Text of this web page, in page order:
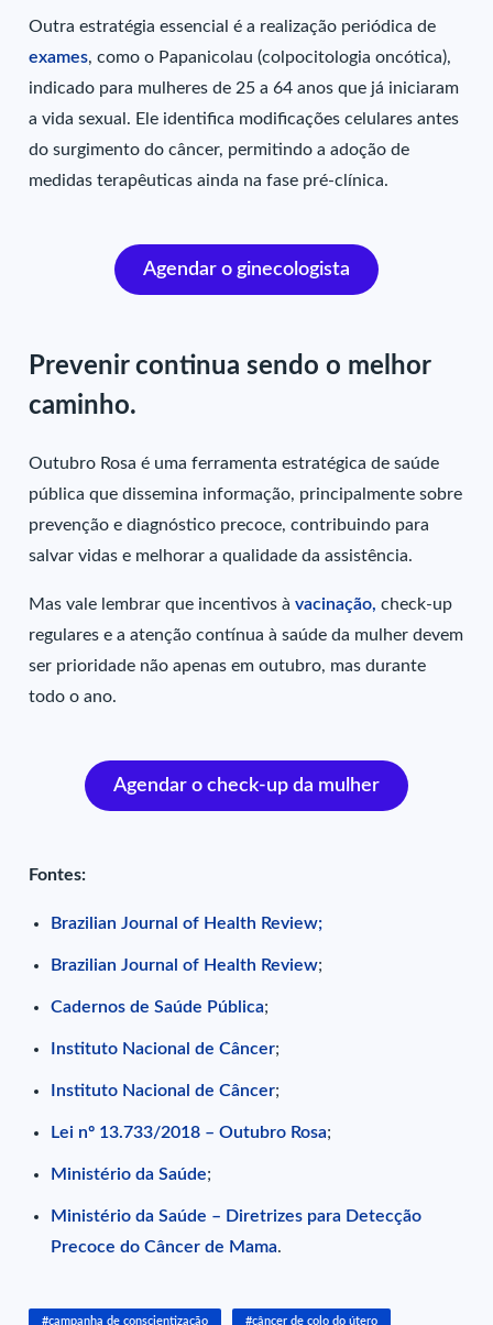
Outra estratégia essencial é a realização periódica de
exames, como o Papanicolau (colpocitologia oncótica),
indicado para mulheres de 25 a 64 anos que já iniciaram
a vida sexual. Ele identifica modificações celulares antes
do surgimento do câncer, permitindo a adoção de
medidas terapêuticas ainda na fase pré-clínica.
Agendar o ginecologista
Prevenir continua sendo o melhor
caminho.
Outubro Rosa é uma ferramenta estratégica de saúde
pública que dissemina informação, principalmente sobre
prevenção e diagnóstico precoce, contribuindo para
salvar vidas e melhorar a qualidade da assistência.
Mas vale lembrar que incentivos àvacinação, check-up
regulares e a atenção contínua à saúde da mulher devem
ser prioridade não apenas em outubro, mas durante
todo o ano.
Agendar o check-up da mulher
Fontes:
Brazilian Journal of Health Review;
Brazilian Journal of Health Review;
Cadernos de Saúde Pública;
Instituto Nacional de Câncer;
Instituto Nacional de Câncer;
Lei nº 13.733/2018 – Outubro Rosa;
Ministério da Saúde;
Ministério da Saúde – Diretrizes para Detecção
Precoce do Câncer de Mama.
#campanha de conscientização #câncer de colo do útero